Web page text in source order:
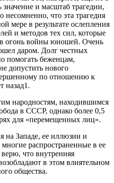
и масштаб трагедии,
что эта трагедия
мере в результате ослепления
и методов тех сил, которые
огонь войны юношей. Очень
даром. Долг честных
помогать беженцам,
допустить нового
по отношению к
назад1.
народностям, находившимся
в СССР, однако более 0,5
для «перемещенных лиц».
на Западе, ее иллюзии и
распространенные в ее
что внутренняя
в этом влиятельном
общества.